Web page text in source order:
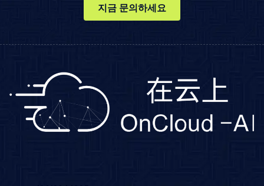
지금 문의하세요